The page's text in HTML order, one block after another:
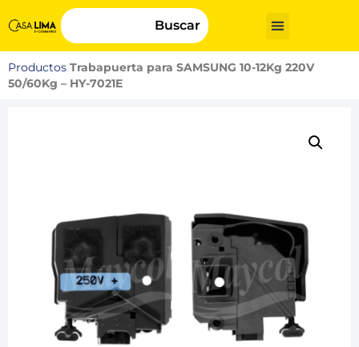
Buscar
Productos Trabapuerta para SAMSUNG 10-12Kg 220V
50/60Kg – HY-7021E